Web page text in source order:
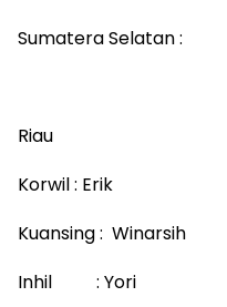
Sumatera Selatan :
Riau
Korwil : Erik
Kuansing : Winarsih
Inhil : Yori